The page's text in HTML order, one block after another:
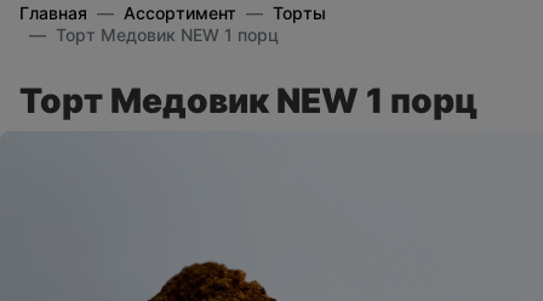
Главная Ассортимент
Торты
Торт Медовик NEW 1 порц
Торт Медовик NEW 1 порц